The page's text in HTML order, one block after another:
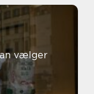
vælger